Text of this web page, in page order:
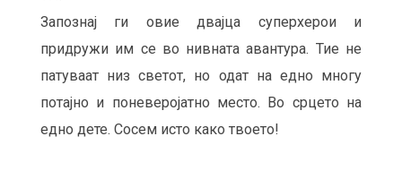
Запознај ги овие двајца суперхерои и
придружи им се во нивната авантура. Тие не
патуваат низ светот, но одат на едно многу
потајно и поневеројатно место. Во срцето на
едно дете. Сосем исто како твоето!